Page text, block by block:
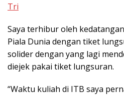
Tri
Saya terhibur oleh
Piala Dunia dengan tiket
solider dengan yang lagi
diejek pakai tiket lungsuran.
“Waktu kuliah di ITB saya